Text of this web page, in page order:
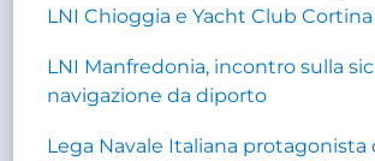
LNI Chioggia e Yacht Club Cortina
LNI Manfredonia, incontro sulla
navigazione da diporto
Lega Navale Italiana protagonista